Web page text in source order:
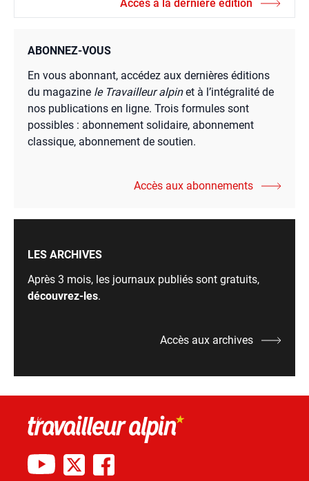
Accès à la dernière édition
ABONNEZ-VOUS
En vous abonnant, accédez aux dernières éditions
du magazine le Travailleur alpinet à l’intégralité de
nos publications en ligne. Trois formules sont
possibles : abonnement solidaire, abonnement
classique, abonnement de soutien.
Accès aux abonnements
LES ARCHIVES
Après 3 mois, les journaux publiés sont gratuits,
découvrez-les.
Accès aux archives